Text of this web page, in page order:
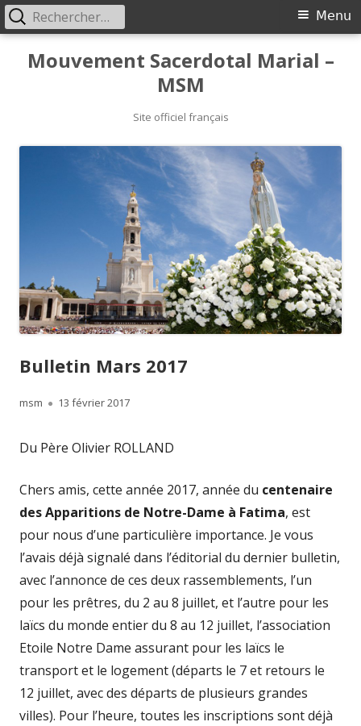
Mouvement Sacerdotal Marial –
MSM
Site officiel français
Primary
Menu
Menu
Rechercher :
Bulletin Mars 2017
Author
msm
Published
13 février 2017
Du Père Olivier ROLLAND
Chers amis, cette année 2017, année du centenaire
des Apparitions de Notre-Dame à Fatima, est
pour nous d’une particulière importance. Je vous
l’avais déjà signalé dans l’éditorial du dernier bulletin,
avec l’annonce de ces deux rassemblements, l’un
pour les prêtres, du 2 au 8 juillet, et l’autre pour les
laïcs du monde entier du 8 au 12 juillet, l’association
Etoile Notre Dame assurant pour les laïcs le
transport et le logement (départs le 7 et retours le
12 juillet, avec des départs de plusieurs grandes
villes). Pour l’heure, toutes les inscriptions sont déjà